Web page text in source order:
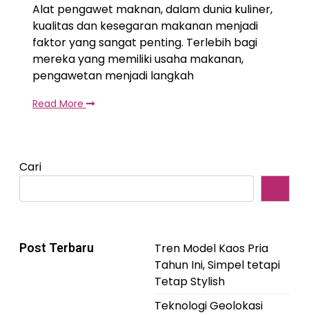
Alat pengawet maknan, dalam dunia kuliner,
kualitas dan kesegaran makanan menjadi
faktor yang sangat penting. Terlebih bagi
mereka yang memiliki usaha makanan,
pengawetan menjadi langkah
Read More
Cari
Post Terbaru
Tren Model Kaos Pria
Tahun Ini, Simpel tetapi
Tetap Stylish
Teknologi Geolokasi